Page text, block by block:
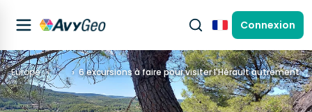
FrançaisConnexion
Europe … 6 excursions à faire pour visiter l'Hérault autrement